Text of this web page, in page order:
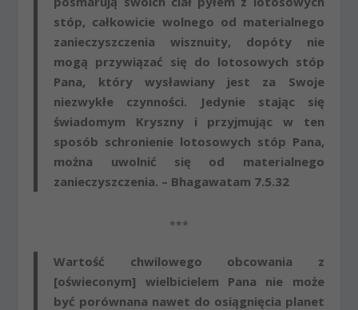
stóp, całkowicie wolnego od materialnego
zanieczyszczenia wisznuity, dopóty nie
mogą przywiązać się do lotosowych stóp
Pana, który wysławiany jest za Swoje
niezwykłe czynności. Jedynie stając się
świadomym Kryszny i przyjmując w ten
sposób schronienie lotosowych stóp Pana,
można uwolnić się od materialnego
zanieczyszczenia. – Bhagawatam 7.5.32
***
Wartość chwilowego obcowania z
[oświeconym] wielbicielem Pana nie może
być porównana nawet do osiągnięcia planet